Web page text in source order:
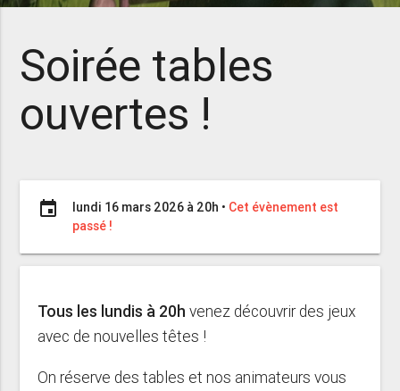
Soirée tables
ouvertes !
event lundi 16 mars 2026 à 20h • Cet évènement est
passé !
Tous les lundis à 20hvenez découvrir des jeux
avec de nouvelles têtes !
On réserve des tables et nos animateurs vous